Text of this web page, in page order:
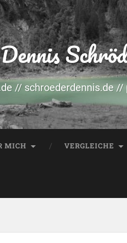
Dennis
// schroederdennis.de
MICH VERGLEICHE